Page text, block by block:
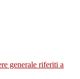
generale riferiti a